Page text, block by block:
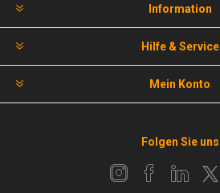
Information
Hilfe & Service
Mein Konto
Folgen Sie uns